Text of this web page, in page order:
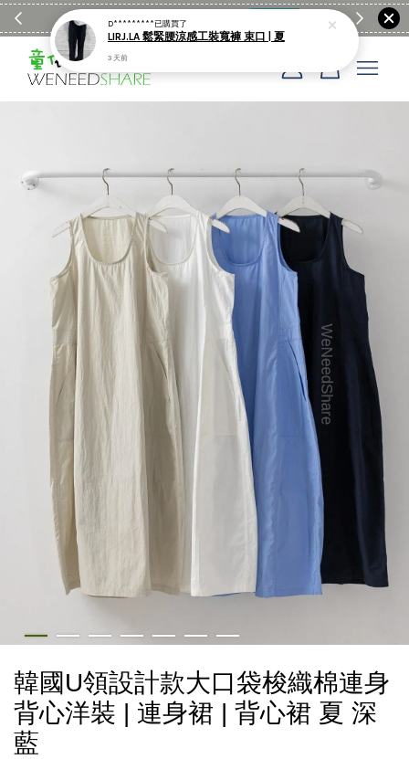
滿$1990送日亞麻棉簡約餐墊 童裝
韓國U領設計款大口袋梭織棉連身
背心洋裝 | 連身裙 | 背心裙 夏 深
藍
您的購物車目前還是空的。
D*********已購買了
LIRJ.LA 鬆緊腰涼感工裝寬褲 束口 | 夏
3 天前